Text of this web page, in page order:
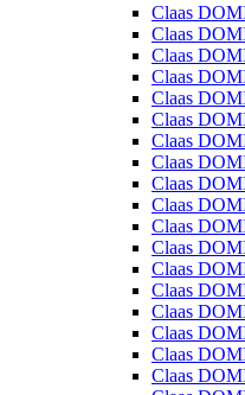
Claas
Claas
Claas
Claas
Claas
Claas
Claas
Claas
Claas
Claas
Claas
Claas
Claas
Claas
Claas
Claas
Claas
Claas